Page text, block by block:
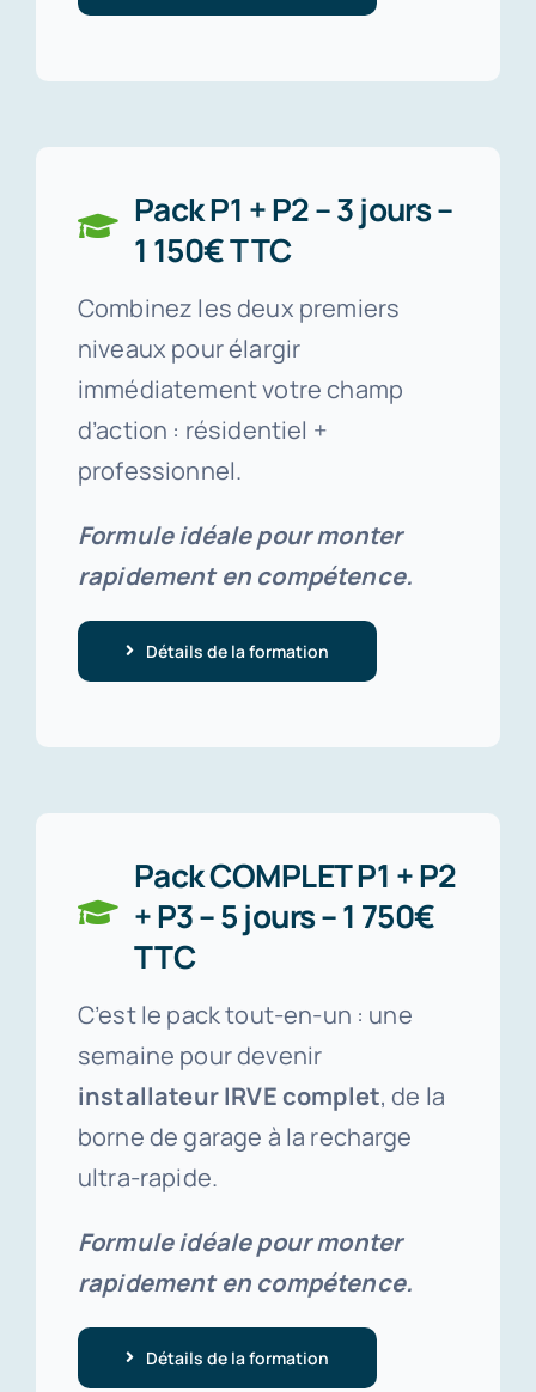
Pack P1 + P2 – 3 jours –
1 150€ TTC
Combinez les deux premiers
niveaux pour élargir
immédiatement votre champ
d’action : résidentiel +
professionnel.
Formule idéale pour monter
rapidement en compétence.
Détails de la formation
Pack COMPLET P1 + P2
+ P3 – 5 jours – 1 750€
TTC
C’est le pack tout-en-un : une
semaine pour devenir
installateur IRVE complet, de la
borne de garage à la recharge
ultra-rapide.
Formule idéale pour monter
rapidement en compétence.
Détails de la formation